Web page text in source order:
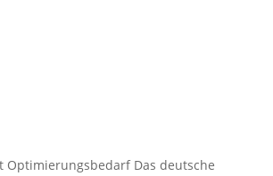
Das deutsche